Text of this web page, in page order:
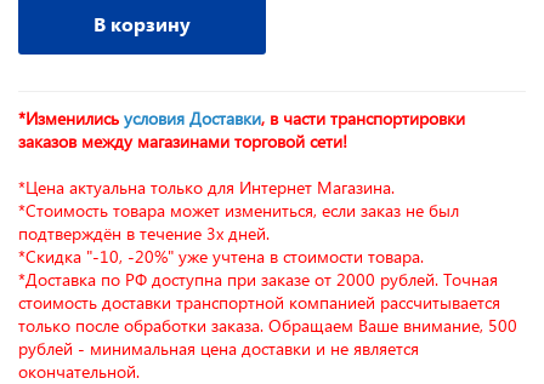
В корзину
*Изменились условия Доставки, в части транспортировки
заказов между магазинами торговой сети!
*Цена актуальна только для Интернет Магазина.
*Стоимость товара может измениться, если заказ не был
подтверждён в течение 3х дней.
*Скидка "-10, -20%" уже учтена в стоимости товара.
*Доставка по РФ доступна при заказе от 2000 рублей. Точная
стоимость доставки транспортной компанией рассчитывается
только после обработки заказа. Обращаем Ваше внимание, 500
рублей - минимальная цена доставки и не является
окончательной.